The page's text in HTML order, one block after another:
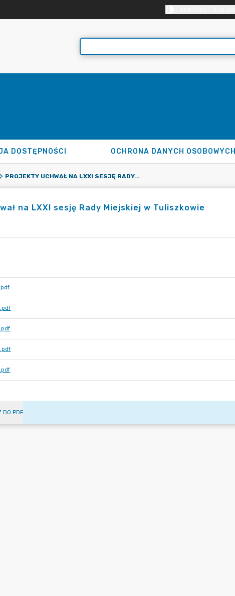
DOSTĘPNOŚCI OCHRONA DANYCH OSOBOWYCH
PROJEKTY UCHWAŁ NA LXXI SESJĘ RADY MIEJSKIEJ W TULISZKOWIE
na LXXI sesję Rady Miejskiej w Tuliszkowie
DO PDF